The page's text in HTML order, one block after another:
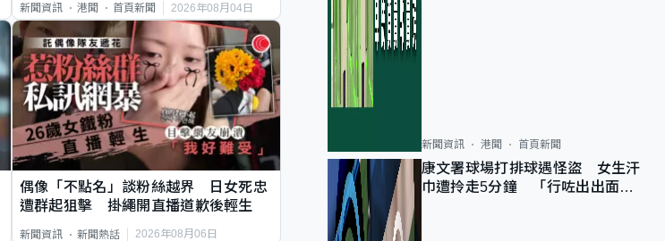
新聞資訊 港聞 首頁新聞 2026年08月04日
偶像「不點名」談粉絲越界 日女死忠
遭群起狙擊 掛繩開直播道歉後輕生
新聞資訊 新聞熱話 2026年08月06日
新聞資訊 港聞 首頁新聞
康文署球場打排球遇怪盜 女生汗
巾遭拎走5分鐘 「行咗出出面唔